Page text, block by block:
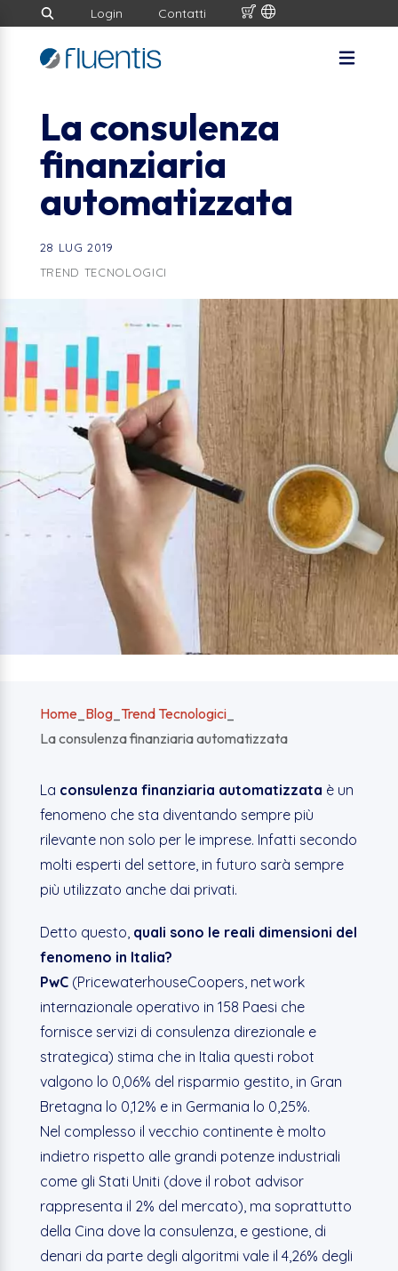
Login Contatti
La consulenza
finanziaria
automatizzata
28 LUG 2019
TREND TECNOLOGICI
Home_ Blog_ Trend Tecnologici_
La consulenza finanziaria automatizzata
La consulenza finanziaria automatizzata è un
fenomeno che sta diventando sempre più
rilevante non solo per le imprese. Infatti secondo
molti esperti del settore, in futuro sarà sempre
più utilizzato anche dai privati.
Detto questo, quali sono le reali dimensioni del
fenomeno in Italia?
PwC (PricewaterhouseCoopers, network
internazionale operativo in 158 Paesi che
fornisce servizi di consulenza direzionale e
strategica) stima che in Italia questi robot
valgono lo 0,06% del risparmio gestito, in Gran
Bretagna lo 0,12% e in Germania lo 0,25%.
Nel complesso il vecchio continente è molto
indietro rispetto alle grandi potenze industriali
come gli Stati Uniti (dove il robot advisor
rappresenta il 2% del mercato), ma soprattutto
della Cina dove la consulenza, e gestione, di
denari da parte degli algoritmi vale il 4,26% degli